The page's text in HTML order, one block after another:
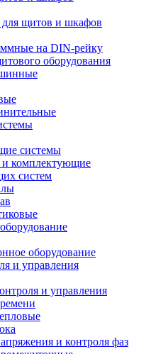
для щитов и шкафов
на DIN-рейку
оборудования
системы
и комплектующие
систем
оборудование
и управления
и управления
и контроля фаз